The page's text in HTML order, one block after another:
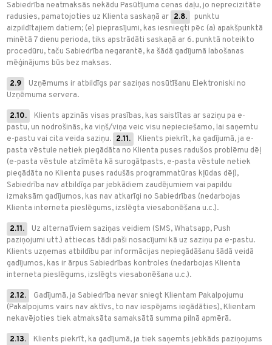
Sabiedrība neatmaksās nekādu Pasūtījuma cenas daļu, jo neprecizitāte
radusies, pamatojoties uz Klienta saskaņā ar 2.8.
punktu
aizpildītajiem datiem; (e) pieprasījumi, kas iesniegti pēc (a) apakšpunktā
minētā 7 dienu perioda, tiks apstrādāti saskaņā ar 6. punktā noteikto
procedūru, taču Sabiedrība negarantē, ka šādā gadījumā labošanas
mēģinājums būs bez maksas.
2.9
Uzņēmums ir atbildīgs par saziņas nosūtīšanu Elektroniski no
Uzņēmuma servera.
2.10.
Klients apzinās visas prasības, kas saistītas ar saziņu pa e-
pastu, un nodrošinās, ka viņš/viņa veic visu nepieciešamo, lai saņemtu
e-pastu vai cita veida saziņu. 2.11.
Klients piekrīt, ka gadījumā, ja e-
pasta vēstule netiek piegādāta no Klienta puses radušos problēmu dēļ
(e-pasta vēstule atzīmēta kā surogātpasts, e-pasta vēstule netiek
piegādāta no Klienta puses radušās programmatūras kļūdas dēļ),
Sabiedrība nav atbildīga par jebkādiem zaudējumiem vai papildu
izmaksām gadījumos, kas nav atkarīgi no Sabiedrības (nedarbojas
Klienta interneta pieslēgums, izslēgta viesabonēšana u.c.).
2.11.
Uz alternatīviem saziņas veidiem (SMS, Whatsapp, Push
paziņojumi utt.) attiecas tādi paši nosacījumi kā uz saziņu pa e-pastu.
Klients uzņemas atbildību par informācijas nepiegādāšanu šādā veidā
gadījumos, kas ir ārpus Sabiedrības kontroles (nedarbojas Klienta
interneta pieslēgums, izslēgts viesabonēšana u.c.).
2.12.
Gadījumā, ja Sabiedrība nevar sniegt Klientam Pakalpojumu
(Pakalpojums vairs nav aktīvs, to nav iespējams iegādāties), Klientam
nekavējoties tiek atmaksāta samaksātā summa pilnā apmērā.
2.13.
Klients piekrīt, ka gadījumā, ja tiek saņemts jebkāds paziņojums